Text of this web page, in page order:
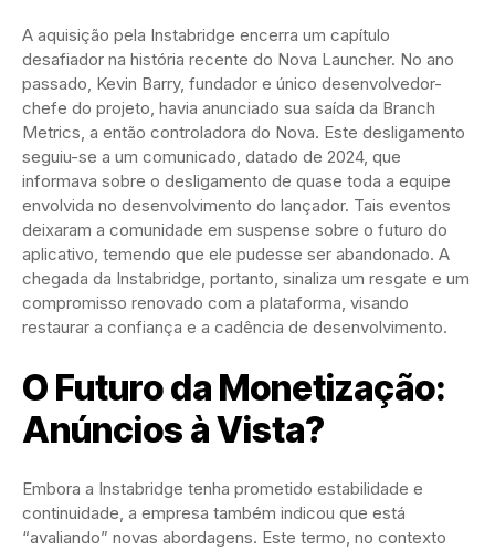
A aquisição pela Instabridge encerra um capítulo
desafiador na história recente do Nova Launcher. No ano
passado, Kevin Barry, fundador e único desenvolvedor-
chefe do projeto, havia anunciado sua saída da Branch
Metrics, a então controladora do Nova. Este desligamento
seguiu-se a um comunicado, datado de 2024, que
informava sobre o desligamento de quase toda a equipe
envolvida no desenvolvimento do lançador. Tais eventos
deixaram a comunidade em suspense sobre o futuro do
aplicativo, temendo que ele pudesse ser abandonado. A
chegada da Instabridge, portanto, sinaliza um resgate e um
compromisso renovado com a plataforma, visando
restaurar a confiança e a cadência de desenvolvimento.
O Futuro da Monetização:
Anúncios à Vista?
Embora a Instabridge tenha prometido estabilidade e
continuidade, a empresa também indicou que está
“avaliando” novas abordagens. Este termo, no contexto